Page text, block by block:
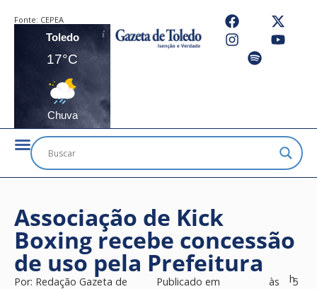
Fonte: CEPEA
Toledo
17°C
Chuva
Associação de Kick
Boxing recebe concessão
de uso pela Prefeitura
Por: Redação Gazeta de
Publicado em
às
h5